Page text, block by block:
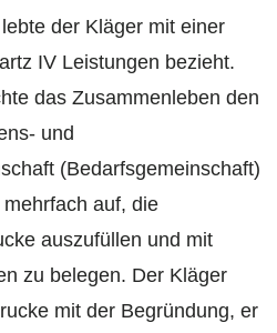
der Kläger mit einer
IV Leistungen bezieht.
das Zusammenleben den
und
(Bedarfsgemeinschaft)
auf, die
auszufüllen und mit
zu belegen. Der Kläger
mit der Begründung, er